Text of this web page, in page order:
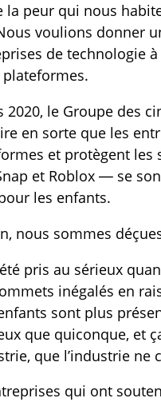
peur qui nous
voulions donner
de technologie
plateformes.
le Groupe des
en sorte que les
et protègent
et Roblox — se
les enfants.
nous sommes
pris au sérieux
inégalés en
sont plus
que quiconque, et
que l’industrie ne
qui ont